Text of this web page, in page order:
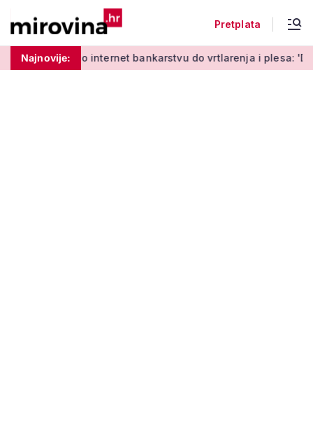
Pretplata
Najnovije:
Od učenja o internet bankarstvu do vrtlarenja i plesa: 'Da